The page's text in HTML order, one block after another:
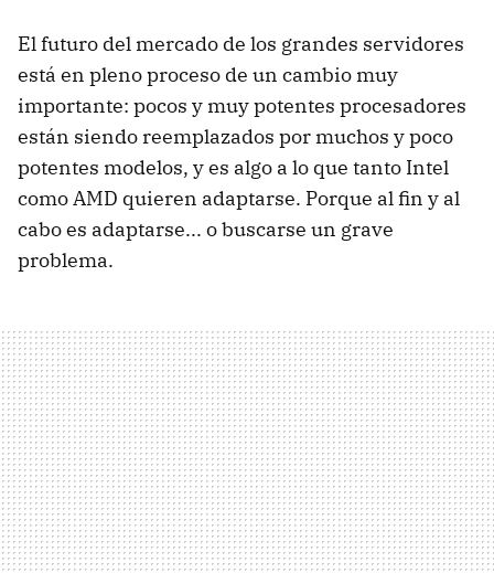
El futuro del mercado de los grandes servidores
está en pleno proceso de un cambio muy
importante: pocos y muy potentes procesadores
están siendo reemplazados por muchos y poco
potentes modelos, y es algo a lo que tanto Intel
como AMD quieren adaptarse. Porque al fin y al
cabo es adaptarse... o buscarse un grave
problema.